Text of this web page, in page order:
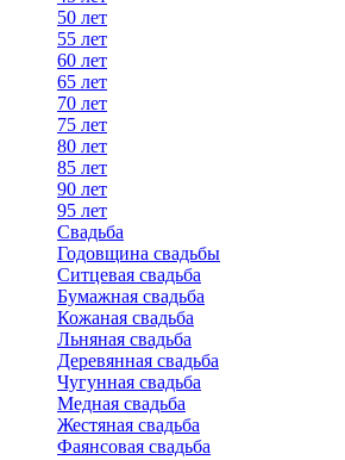
50 лет
55 лет
60 лет
65 лет
70 лет
75 лет
80 лет
85 лет
90 лет
95 лет
Свадьба
Годовщина свадьбы
Ситцевая свадьба
Бумажная свадьба
Кожаная свадьба
Льняная свадьба
Деревянная свадьба
Чугунная свадьба
Медная свадьба
Жестяная свадьба
Фаянсовая свадьба